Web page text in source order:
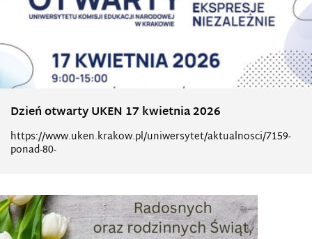
Dzień otwarty UKEN 17 kwietnia 2026
https://www.uken.krakow.pl/uniwersytet/aktualnosci/7159-
ponad-80-